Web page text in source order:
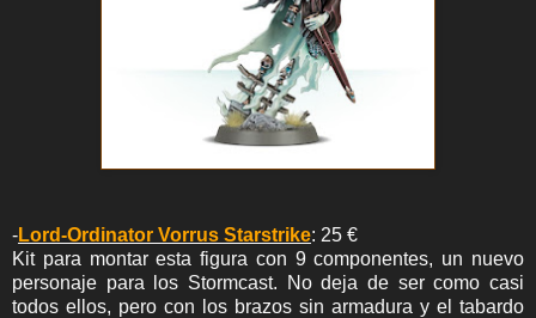
-Lord-Ordinator Vorrus Starstrike: 25 €
Kit para montar esta figura con 9 componentes, un nuevo
personaje para los Stormcast. No deja de ser como casi
todos ellos, pero con los brazos sin armadura y el tabardo